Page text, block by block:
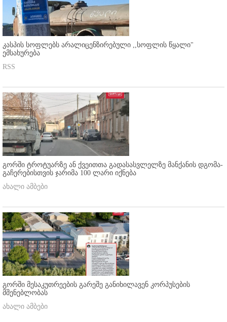
კასპის სოფლებს არალიცენზირებული ,,სოფლის წყალი"
ემსახურება
RSS
გორში ტროტუარზე ან ქვეითთა გადასასვლელზე მანქანის დგომა-
გაჩერებისთვის ჯარიმა 100 ლარი იქნება
ახალი ამბები
გორში მესაკუთრეების გარეშე განიხილავენ კორპუსების
მშენებლობას
ახალი ამბები